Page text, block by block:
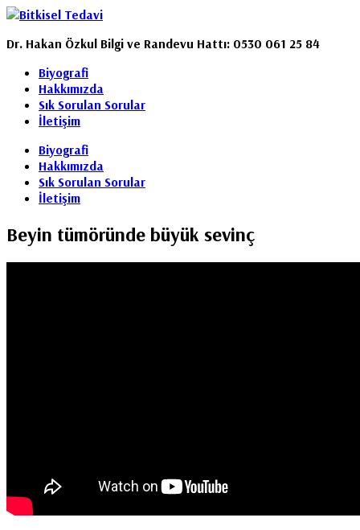
Dr. Hakan Özkul Bilgi ve Randevu Hattı: 0530 061 25 84
Biyografi
Hakkımızda
Sık Sorulan Sorular
İletişim
Biyografi
Hakkımızda
Sık Sorulan Sorular
İletişim
Beyin tümöründe büyük sevinç